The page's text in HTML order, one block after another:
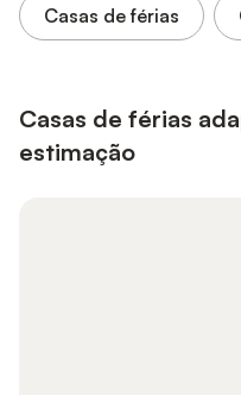
Casas de férias
Casas de férias
estimação